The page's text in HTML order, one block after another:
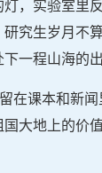
，实验室里
究生岁月不
一程山海的出
在课本和新
大地上的价